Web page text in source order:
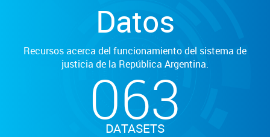
Datos
Recursos acerca del funcionamiento del sistema de
justicia de la República Argentina.
063
DATASETS